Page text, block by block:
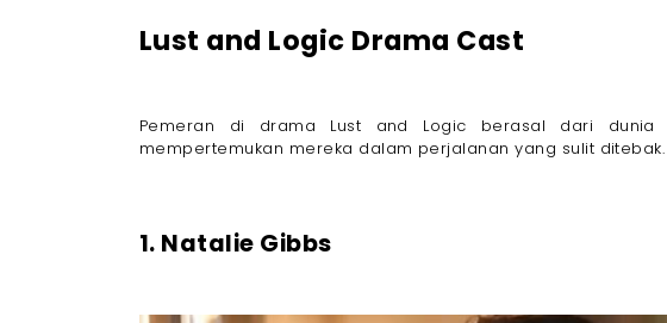
Lust and Logic Drama Cast
Pemeran di drama Lust and Logic berasal dari dunia
mempertemukan mereka dalam perjalanan yang sulit ditebak.
1. Natalie Gibbs